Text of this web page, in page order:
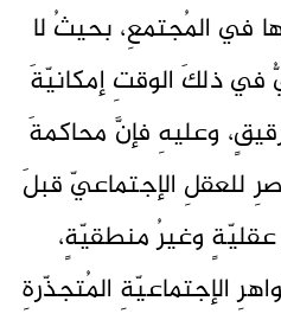
في المُجتمعِ، بحيثُ لا
ذلكَ الوقتِ إمكانيّةَ
وعليهِ فإنَّ محاكمةَ
للعقلِ الإجتماعيّ قبلَ
عقليّةٍ وغيرُ منطقيّةٍ،
الإجتماعيّةِ المُتجذّرةِ